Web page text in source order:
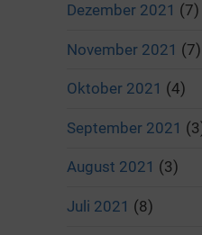
Dezember 2021 (7)
November 2021 (7)
Oktober 2021 (4)
September 2021
August 2021 (3)
Juli 2021 (8)